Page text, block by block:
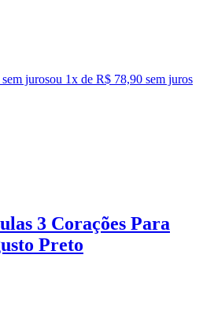
jurosou 1x de R$ 78,90 sem juros
3 Corações Para
Preto